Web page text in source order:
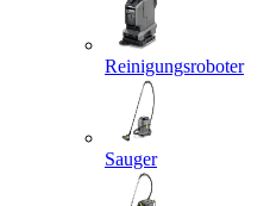
Reinigungsroboter
Sauger